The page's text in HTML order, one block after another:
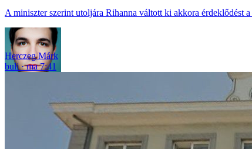
A miniszter szerint utoljára Rihanna váltott ki akkora érdeklődést
Herczeg Márk
buli
ma 7:41